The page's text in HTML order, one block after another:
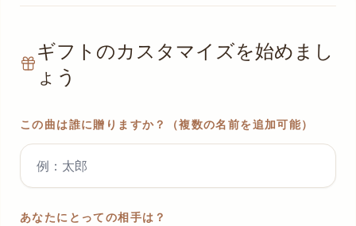
ギフトのカスタマイズを始めまし
ょう
この曲は誰に贈りますか？（複数の名前を追加可能）
あなたにとっての相手は？